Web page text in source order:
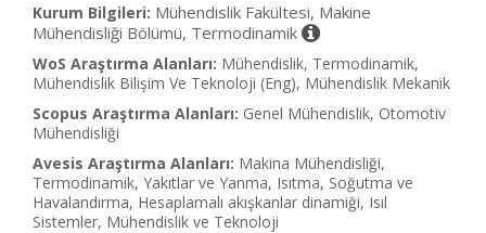
Kurum Bilgileri: Mühendislik Fakültesi, Makine
Mühendisliği Bölümü, Termodinamik
WoS Araştırma Alanları: Mühendislik, Termodinamik,
Mühendislik Bilişim Ve Teknoloji (Eng), Mühendislik Mekanik
Scopus Araştırma Alanları: Genel Mühendislik, Otomotiv
Mühendisliği
Avesis Araştırma Alanları: Makina Mühendisliği,
Termodinamik, Yakıtlar ve Yanma, Isıtma, Soğutma ve
Havalandırma, Hesaplamalı akışkanlar dinamiği, Isıl
Sistemler, Mühendislik ve Teknoloji